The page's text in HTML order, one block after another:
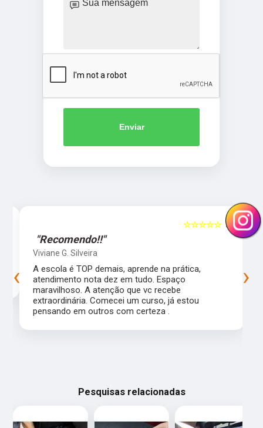
Enviar
5
☆☆☆☆☆
"Recomendo!!"
Viviane G. Silveira
A escola é TOP demais, aprende na prática,
atendimento nota dez em tudo. Espaço
maravilhoso. A atenção que vc recebe
extraordinária. Comecei um curso, já estou
pensando em outros com certeza .
‹ ›
Pesquisas relacionadas